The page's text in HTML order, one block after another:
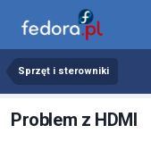
Sprzęt i sterowniki
Problem z HDMI